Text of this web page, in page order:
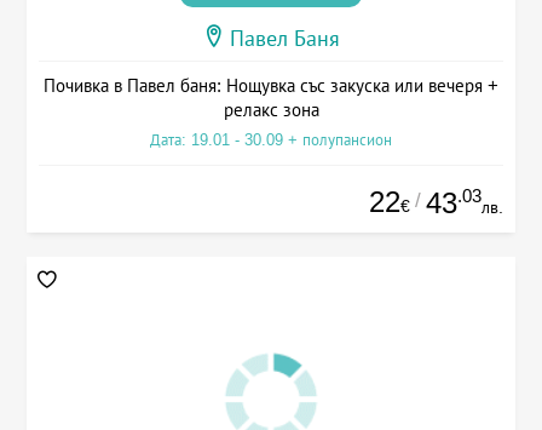
Павел Баня
Почивка в Павел баня: Нощувка със закуска или вечеря +
релакс зона
Дата: 19.01 - 30.09 + полупансион
22€ / 43.03
лв.